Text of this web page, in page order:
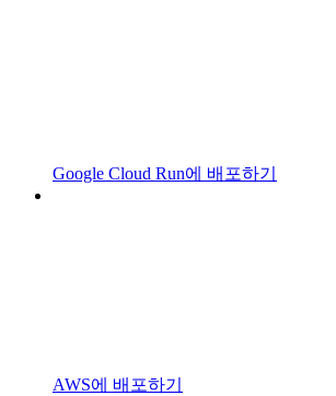
Google Cloud Run에 배포하기
AWS에 배포하기